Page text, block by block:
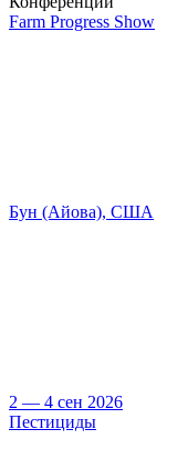
Farm Progress Show
Бун (Айова), США
2 — 4 сен 2026
Пестициды